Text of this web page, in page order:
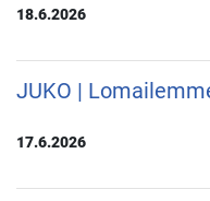
18.6.2026
JUKO |
17.6.2026